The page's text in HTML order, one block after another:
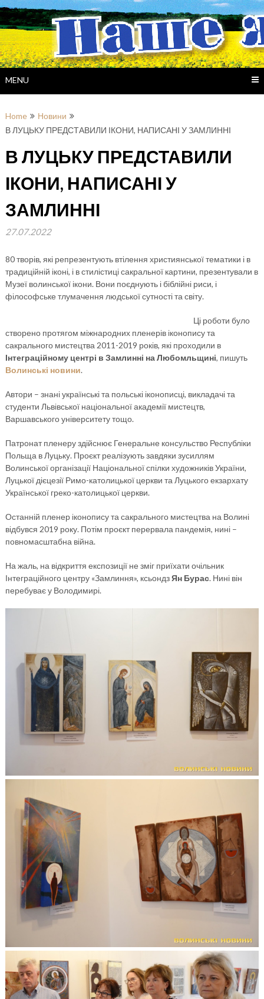
Skip
to
content
MENU
Home
Новини
В ЛУЦЬКУ ПРЕДСТАВИЛИ ІКОНИ, НАПИСАНІ У ЗАМЛИННІ
В ЛУЦЬКУ ПРЕДСТАВИЛИ
ІКОНИ, НАПИСАНІ У
ЗАМЛИННІ
27.07.2022
80 творів, які репрезентують втілення християнської тематики і в
традиційній іконі, і в стилістиці сакральної картини, презентували в
Музеї волинської ікони. Вони поєднують і біблійні риси, і
філософське тлумачення людської сутності та світу.
Ці роботи було
створено протягом міжнародних пленерів іконопису та
сакрального мистецтва 2011-2019 років, які проходили в
Інтеграційному центрі в Замлинні на Любомльщині, пишуть
Волинські новини.
Автори – знані українські та польські іконописці, викладачі та
студенти Львівської національної академії мистецтв,
Варшавського університету тощо.
Патронат пленеру здійснює Генеральне консульство Республіки
Польща в Луцьку. Проєкт реалізують завдяки зусиллям
Волинської організації Національної спілки художників України,
Луцької дієцезії Римо-католицької церкви та Луцького екзархату
Української греко-католицької церкви.
Останній пленер іконопису та сакрального мистецтва на Волині
відбувся 2019 року. Потім проєкт перервала пандемія, нині –
повномасштабна війна.
На жаль, на відкриття експозиції не зміг приїхати очільник
Інтеграційного центру «Замлиння», ксьондзЯн Бурас. Нині він
перебуває у Володимирі.